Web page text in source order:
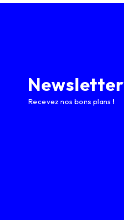
Newsletter
Recevez nos bons plans !